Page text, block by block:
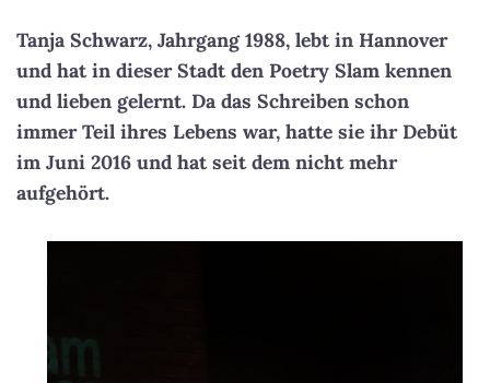
Tanja Schwarz, Jahrgang 1988, lebt in Hannover
und hat in dieser Stadt den Poetry Slam kennen
und lieben gelernt. Da das Schreiben schon
immer Teil ihres Lebens war, hatte sie ihr Debüt
im Juni 2016 und hat seit dem nicht mehr
aufgehört.